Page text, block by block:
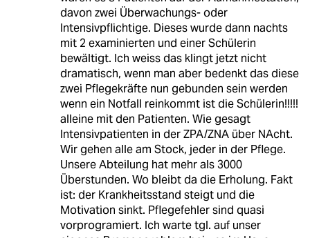
davon zwei Überwachungs- oder
Intensivpflichtige. Dieses wurde dann nachts
mit 2 examinierten und einer Schülerin
bewältigt. Ich weiss das klingt jetzt nicht
dramatisch, wenn man aber bedenkt das diese
zwei Pflegekräfte nun gebunden sein werden
wenn ein Notfall reinkommt ist die Schülerin!!!!!
alleine mit den Patienten. Wie gesagt
Intensivpatienten in der ZPA/ZNA über NAcht.
Wir gehen alle am Stock, jeder in der Pflege.
Unsere Abteilung hat mehr als 3000
Überstunden. Wo bleibt da die Erholung. Fakt
ist: der Krankheitsstand steigt und die
Motivation sinkt. Pflegefehler sind quasi
vorprogramiert. Ich warte tgl. auf unser